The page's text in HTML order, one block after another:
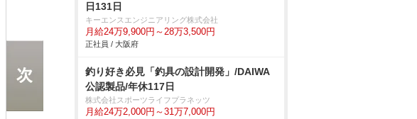
日131日
キーエンスエンジニアリング株式会社
月給24万9,900円～28万3,500円
正社員 / 大阪府
釣り好き必見「釣具の設計開発」/DAIWA
公認製品/年休117日
株式会社スポーツライフプラネッツ
月給24万2,000円～31万7,000円